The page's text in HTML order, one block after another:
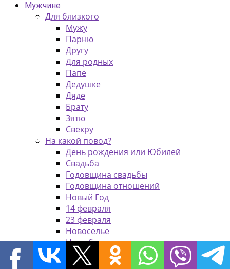
Мужчине
Для близкого
Мужу
Парню
Другу
Для родных
Папе
Дедушке
Дяде
Брату
Зятю
Свекру
На какой повод?
День рождения или Юбилей
Свадьба
Годовщина свадьбы
Годовщина отношений
Новый Год
14 февраля
23 февраля
Новоселье
На работе
Коллеге
Начальнику